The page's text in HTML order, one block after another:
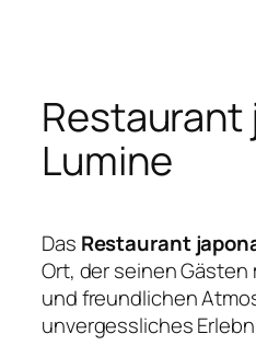
springen
Restaurant
Lumine
Das Restaurant
Ort, der seinen Gästen
und freundlichen
unvergessliches